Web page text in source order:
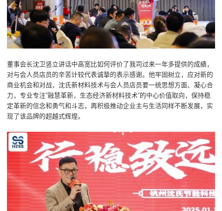
董事会长沈卫竖立讲话中高宽比如何评价了我司过来一年多提供的成績，
对与会人员店员的辛苦计较代表诚挚的表示感谢。他牢固树立，应对新的
商业机会和对战，沈氏新材料技术与会人员店员要一统思想方面、凝心合
力，专业专注“融慧革新，生态经济新材料技术”的中心价值取向，保持稳
定革新的信念和勇气和斗志，再积极推动企业主与生活同样不断发展，实
现了该品牌的超越式辉煌。